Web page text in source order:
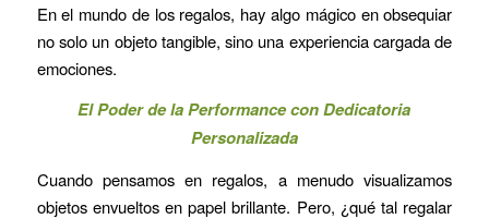
En el mundo de los regalos, hay algo mágico en obsequiar
no solo un objeto tangible, sino una experiencia cargada de
emociones.
El Poder de la Performance con Dedicatoria
Personalizada
Cuando pensamos en regalos, a menudo visualizamos
objetos envueltos en papel brillante. Pero, ¿qué tal regalar